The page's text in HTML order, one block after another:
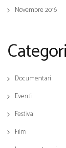
Novembre 2016
Documentari
Eventi
Festival
Film